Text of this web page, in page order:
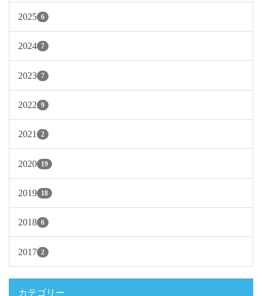
2025 6
2024 7
2023 7
2022 9
2021 2
2020 19
2019 18
2018 6
2017 2
カテゴリー